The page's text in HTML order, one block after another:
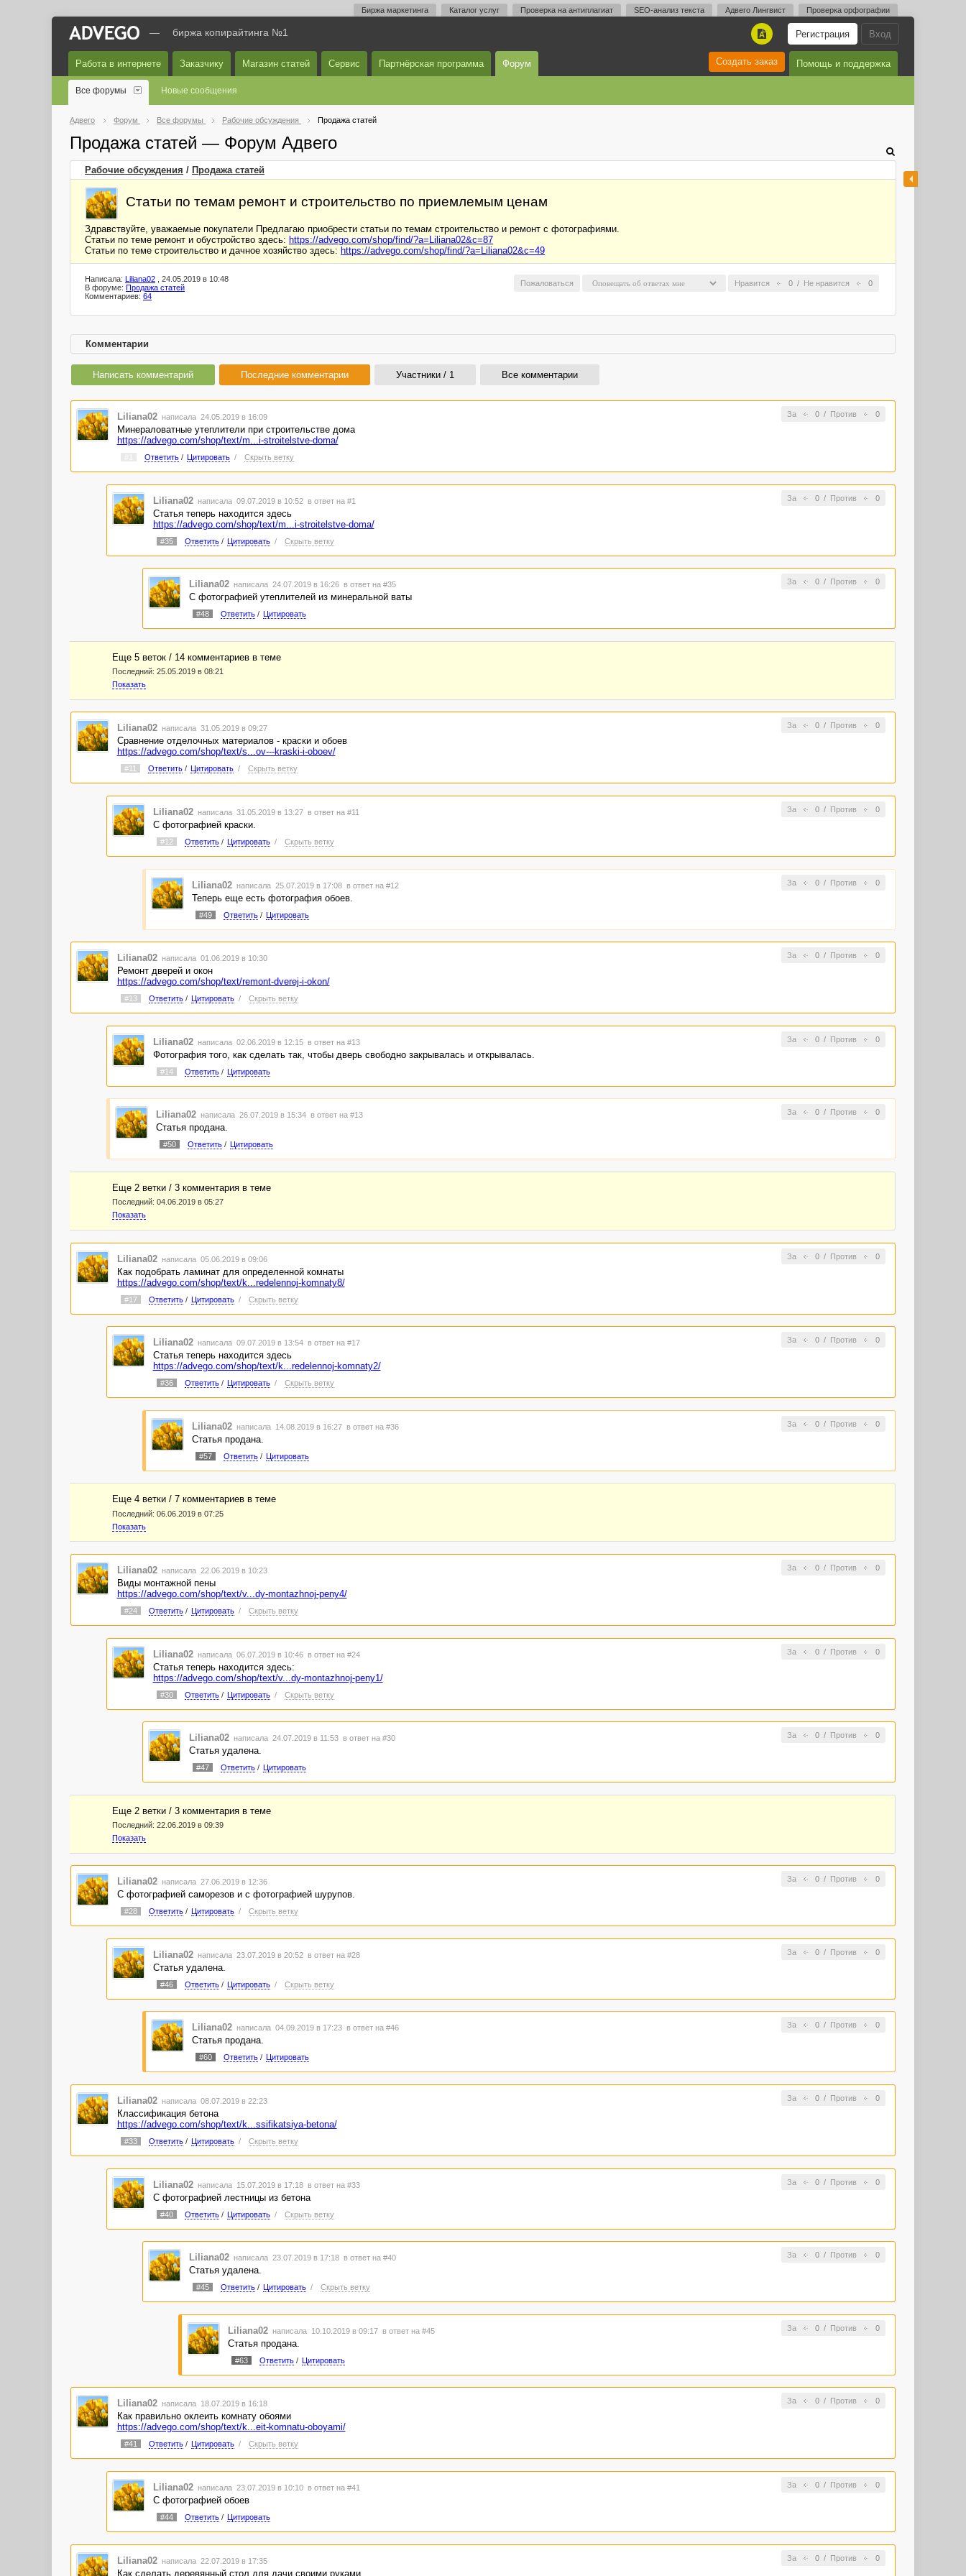
Биржа маркетинга Каталог услуг Проверка на антиплагиат SEO-анализ текста Адвего Лингвист Проверка орфографии
Вход
Регистрация
A
— биржа копирайтинга №1
Работа в интернете Заказчику Магазин статей Сервис Партнёрская программа Форум Помощь и поддержка
Создать заказ
Все форумы Новые сообщения
Адвего Форум Все форумы Рабочие обсуждения Продажа статей
Продажа статей — Форум Адвего
Рабочие обсуждения / Продажа статей
Статьи по темам ремонт и строительство по приемлемым ценам
Здравствуйте, уважаемые покупатели Предлагаю приобрести статьи по темам строительство и ремонт с фотографиями.
Статьи по теме ремонт и обустройство здесь: https://advego.com/shop/find/?a=Liliana02&c=87
Статьи по теме строительство и дачное хозяйство здесь: https://advego.com/shop/find/?a=Liliana02&c=49
Нравится 0 / Не нравится 0
Пожаловаться
Написала: Liliana02 , 24.05.2019 в 10:48
В форуме: Продажа статей
Комментариев: 64
Комментарии
Написать комментарий Последние комментарии Участники / 1 Все комментарии
За 0/ Против 0
Liliana02 написала 24.05.2019 в 16:09
Минераловатные утеплители при строительстве дома
https://advego.com/shop/text/m...i-stroitelstve-doma/
Ответить/ Цитировать / Скрыть ветку
За 0/ Против 0
Liliana02 написала 09.07.2019 в 10:52 в ответ на #1
Статья теперь находится здесь
https://advego.com/shop/text/m...i-stroitelstve-doma/
#35 Ответить/ Цитировать / Скрыть ветку
За 0/ Против 0
Liliana02 написала 24.07.2019 в 16:26 в ответ на #35
С фотографией утеплителей из минеральной ваты
#48 Ответить/ Цитировать
Еще 5 веток / 14 комментариев в темe
Последний: 25.05.2019 в 08:21
Показать
За 0/ Против 0
Liliana02 написала 31.05.2019 в 09:27
Сравнение отделочных материалов - краски и обоев
https://advego.com/shop/text/s...ov---kraski-i-oboev/
#11 Ответить/ Цитировать / Скрыть ветку
За 0/ Против 0
Liliana02 написала 31.05.2019 в 13:27 в ответ на #11
С фотографией краски.
#12 Ответить/ Цитировать / Скрыть ветку
За 0/ Против 0
Liliana02 написала 25.07.2019 в 17:08 в ответ на #12
Теперь еще есть фотография обоев.
#49 Ответить/ Цитировать
За 0/ Против 0
Liliana02 написала 01.06.2019 в 10:30
Ремонт дверей и окон
https://advego.com/shop/text/remont-dverej-i-okon/
#13 Ответить/ Цитировать / Скрыть ветку
За 0/ Против 0
Liliana02 написала 02.06.2019 в 12:15 в ответ на #13
Фотография того, как сделать так, чтобы дверь свободно закрывалась и открывалась.
#14 Ответить/ Цитировать
За 0/ Против 0
Liliana02 написала 26.07.2019 в 15:34 в ответ на #13
Статья продана.
#50 Ответить/ Цитировать
Еще 2 ветки / 3 комментария в темe
Последний: 04.06.2019 в 05:27
Показать
За 0/ Против 0
Liliana02 написала 05.06.2019 в 09:06
Как подобрать ламинат для определенной комнаты
https://advego.com/shop/text/k...redelennoj-komnaty8/
#17 Ответить/ Цитировать / Скрыть ветку
За 0/ Против 0
Liliana02 написала 09.07.2019 в 13:54 в ответ на #17
Статья теперь находится здесь
https://advego.com/shop/text/k...redelennoj-komnaty2/
#36 Ответить/ Цитировать / Скрыть ветку
За 0/ Против 0
Liliana02 написала 14.08.2019 в 16:27 в ответ на #36
Статья продана.
#57 Ответить/ Цитировать
Еще 4 ветки / 7 комментариев в темe
Последний: 06.06.2019 в 07:25
Показать
За 0/ Против 0
Liliana02 написала 22.06.2019 в 10:23
Виды монтажной пены
https://advego.com/shop/text/v...dy-montazhnoj-peny4/
#24 Ответить/ Цитировать / Скрыть ветку
За 0/ Против 0
Liliana02 написала 06.07.2019 в 10:46 в ответ на #24
Статья теперь находится здесь:
https://advego.com/shop/text/v...dy-montazhnoj-peny1/
#30 Ответить/ Цитировать / Скрыть ветку
За 0/ Против 0
Liliana02 написала 24.07.2019 в 11:53 в ответ на #30
Статья удалена.
#47 Ответить/ Цитировать
Еще 2 ветки / 3 комментария в темe
Последний: 22.06.2019 в 09:39
Показать
За 0/ Против 0
Liliana02 написала 27.06.2019 в 12:36
С фотографией саморезов и с фотографией шурупов.
#28 Ответить/ Цитировать / Скрыть ветку
За 0/ Против 0
Liliana02 написала 23.07.2019 в 20:52 в ответ на #28
Статья удалена.
#46 Ответить/ Цитировать / Скрыть ветку
За 0/ Против 0
Liliana02 написала 04.09.2019 в 17:23 в ответ на #46
Статья продана.
#60 Ответить/ Цитировать
За 0/ Против 0
Liliana02 написала 08.07.2019 в 22:23
Классификация бетона
https://advego.com/shop/text/k...ssifikatsiya-betona/
#33 Ответить/ Цитировать / Скрыть ветку
За 0/ Против 0
Liliana02 написала 15.07.2019 в 17:18 в ответ на #33
С фотографией лестницы из бетона
#40 Ответить/ Цитировать / Скрыть ветку
За 0/ Против 0
Liliana02 написала 23.07.2019 в 17:18 в ответ на #40
Статья удалена.
#45 Ответить/ Цитировать / Скрыть ветку
За 0/ Против 0
Liliana02 написала 10.10.2019 в 09:17 в ответ на #45
Статья продана.
#63 Ответить/ Цитировать
За 0/ Против 0
Liliana02 написала 18.07.2019 в 16:18
Как правильно оклеить комнату обоями
https://advego.com/shop/text/k...eit-komnatu-oboyami/
#41 Ответить/ Цитировать / Скрыть ветку
За 0/ Против 0
Liliana02 написала 23.07.2019 в 10:10 в ответ на #41
С фотографией обоев
#44 Ответить/ Цитировать
За 0/ Против 0
Liliana02 написала 22.07.2019 в 17:35
Как сделать деревянный стол для дачи своими руками